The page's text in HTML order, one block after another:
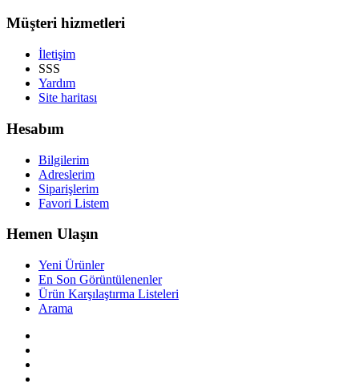
Müşteri hizmetleri
İletişim
SSS
Yardım
Site haritası
Hesabım
Bilgilerim
Adreslerim
Siparişlerim
Favori Listem
Hemen Ulaşın
Yeni Ürünler
En Son Görüntülenenler
Ürün Karşılaştırma Listeleri
Arama